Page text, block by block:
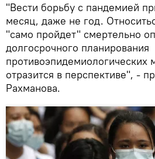
"Вести борьбу с пандемией
месяц, даже не год.
"само пройдет" смертельно
долгосрочного планирования
противоэпидемиологических
отразится в перспективе", -
Рахманова.